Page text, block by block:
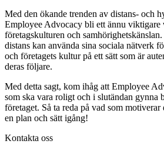
Med den ökande trenden av distans- och
Employee Advocacy bli ett ännu viktigare
företagskulturen och
distans kan använda sina sociala nätverk
och företagets kultur på ett sätt som är
deras följare.
Med detta sagt, kom ihåg att Employee
som ska vara roligt och i slutändan gynna
företaget. Så ta reda på vad som motiverar
en plan och sätt igång!
Kontakta oss